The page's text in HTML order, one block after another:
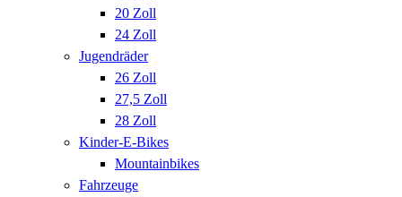
20 Zoll
24 Zoll
Jugendräder
26 Zoll
27,5 Zoll
28 Zoll
Kinder-E-Bikes
Mountainbikes
Fahrzeuge